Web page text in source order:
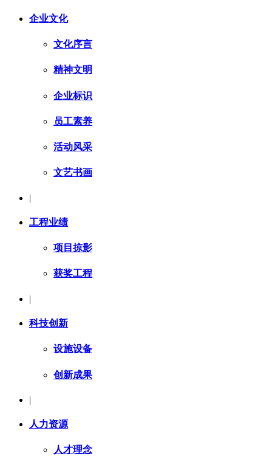
企业文化
文化序言
精神文明
企业标识
员工素养
活动风采
文艺书画
|
工程业绩
项目掠影
获奖工程
|
科技创新
设施设备
创新成果
|
人力资源
人才理念